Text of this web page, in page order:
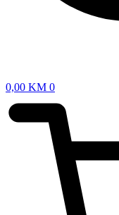
0,00 KM 0